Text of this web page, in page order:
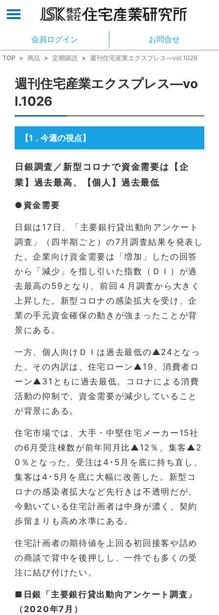
会員ログイン お問合せ
TOP > 商品 > 定期購読 > 週刊住宅産業エクスプレス―vol.1026
週刊住宅産業エクスプレス―vo
l.1026
【1 ． 今週の視点】
日銀調査／新型コロナで資金需要は【企
業】過去最高、【個人】過去最低
●資金需要
日銀は17日、「主要銀行貸出動向アンケート
調査」（四半期ごと）の7月調査結果を発表し
た。企業向け資金需要は「増加」したの回答
から「減少」を指し引いた指数（ＤＩ）が過
去最高の59となり、前回４月調査から大きく
上昇した。新型コロナの感染拡大を受け、企
業の手元資金確保の動きが強まったことが背
景にある。
一方、個人向けＤＩは過去最低の▲24となっ
た。その内訳は、住宅ローン▲19、消費者ロ
ーン▲31ともに過去最低。コロナによる消費
活動の抑制で、資金需要が減少していること
が背景にある。
住宅市場では、大手・中堅住宅メーカー15社
の6月受注棟数が前年同月比▲12％、集客▲2
0％となった。受注は4･5月を底に持ち直し、
集客は4･5月を底に大幅に改善した。新型コ
ロナの感染者拡大など先行きは不透明だが、
今動いている住宅計画者は中身が濃く、契約
歩留まりも高め水準にある。
住宅計画者の期待値を上回る初回接客や詰め
の商談で背中を後押しし、一件でも多くの受
注に結び付けたい。
■日銀「主要銀行貸出動向アンケート調査」
（2020年7月）